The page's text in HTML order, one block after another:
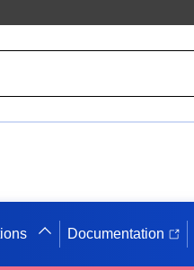
Documentation